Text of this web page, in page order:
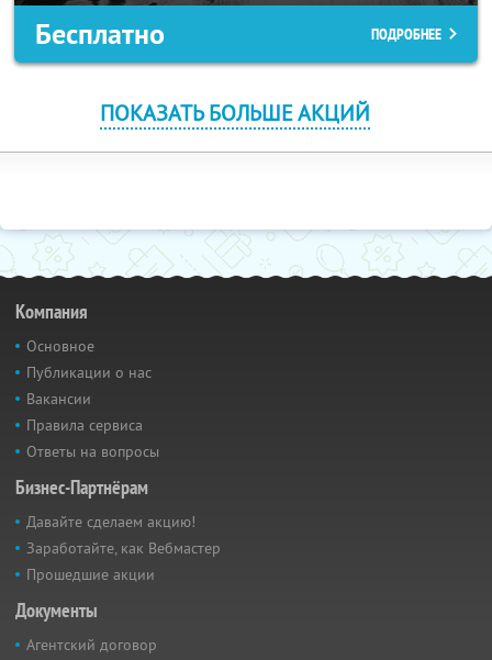
Бесплатно ПОДРОБНЕЕ
ПОКАЗАТЬ БОЛЬШЕ АКЦИЙ
Компания
Основное
Публикации о нас
Вакансии
Правила сервиса
Ответы на вопросы
Бизнес-Партнёрам
Давайте сделаем акцию!
Заработайте, как Вебмастер
Прошедшие акции
Документы
Агентский договор